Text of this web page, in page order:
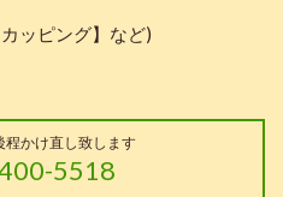
ッピング】など)
程かけ直し致します
5518